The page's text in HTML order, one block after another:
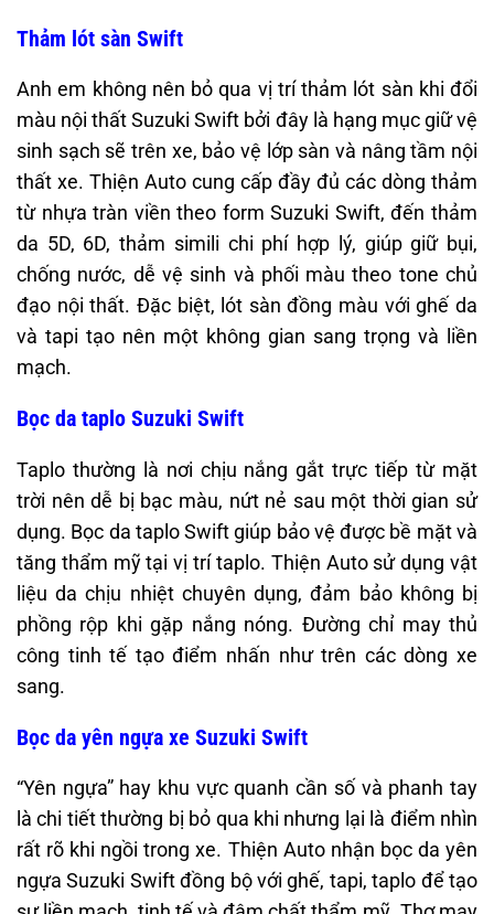
Thảm lót sàn Swift
Anh em không nên bỏ qua vị trí thảm lót sàn khi đổi
màu nội thất Suzuki Swift bởi đây là hạng mục giữ vệ
sinh sạch sẽ trên xe, bảo vệ lớp sàn và nâng tầm nội
thất xe. Thiện Auto cung cấp đầy đủ các dòng thảm
từ nhựa tràn viền theo form Suzuki Swift, đến thảm
da 5D, 6D, thảm simili chi phí hợp lý, giúp giữ bụi,
chống nước, dễ vệ sinh và phối màu theo tone chủ
đạo nội thất. Đặc biệt, lót sàn đồng màu với ghế da
và tapi tạo nên một không gian sang trọng và liền
mạch.
Bọc da taplo Suzuki Swift
Taplo thường là nơi chịu nắng gắt trực tiếp từ mặt
trời nên dễ bị bạc màu, nứt nẻ sau một thời gian sử
dụng. Bọc da taplo Swift giúp bảo vệ được bề mặt và
tăng thẩm mỹ tại vị trí taplo. Thiện Auto sử dụng vật
liệu da chịu nhiệt chuyên dụng, đảm bảo không bị
phồng rộp khi gặp nắng nóng. Đường chỉ may thủ
công tinh tế tạo điểm nhấn như trên các dòng xe
sang.
Bọc da yên ngựa xe Suzuki Swift
“Yên ngựa” hay khu vực quanh cần số và phanh tay
là chi tiết thường bị bỏ qua khi nhưng lại là điểm nhìn
rất rõ khi ngồi trong xe. Thiện Auto nhận bọc da yên
ngựa Suzuki Swift đồng bộ với ghế, tapi, taplo để tạo